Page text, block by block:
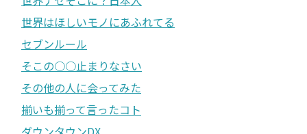
世界はほしいモノにあふれてる
セブンルール
そこの○○止まりなさい
その他の人に会ってみた
揃いも揃って言ったコト